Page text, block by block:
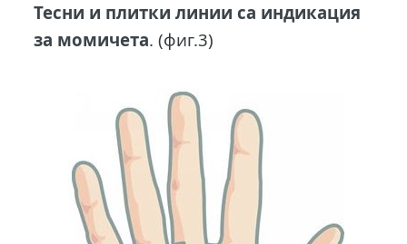
Тесни и плитки линии са индикация
за момичета. (фиг.3)